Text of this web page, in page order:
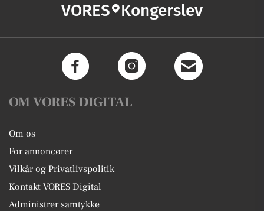
VORES Kongerslev
OM VORES DIGITAL
Om os
For annoncører
Vilkår og Privatlivspolitik
Kontakt VORES Digital
Administrer samtykke